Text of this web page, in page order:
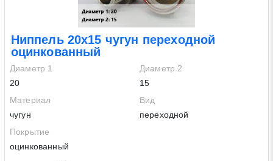
Ниппель 20х15 чугун переходной
оцинкованный
Диаметр 1
20
Диаметр 2
15
Материал
чугун
Вид
переходной
Покрытие
оцинкованный